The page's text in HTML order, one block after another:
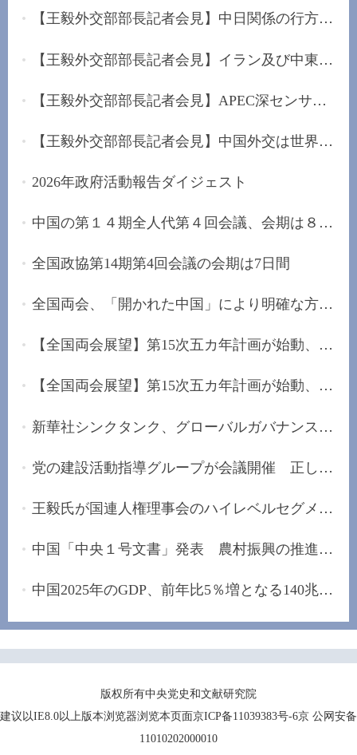
【王毅外交部部長記者会見】中日関係の行方は日本...
【王毅外交部部長記者会見】イラン及び中東に堅持...
【王毅外交部部長記者会見】APEC深センサミットを...
【王毅外交部部長記者会見】中国外交は世界的な混...
2026年政府活動報告ダイジェスト
中国の第１４期全人代第４回会議、会期は８日間
全国政協第14期第4回会議の会期は7日間
全国両会、「開かれた中国」により明確な方向性を...
【全国両会展望】第15次五カ年計画が始動、未来産...
【全国両会展望】第15次五カ年計画が始動、「安定...
新華社シンクタンク、グローバルガバナンスの改革...
党の建設活動指導グループが会議開催 正しい政治...
王毅氏が国連人権理事会のハイレベルセグメントに...
中国「中央１号文書」発表 農村振興の推進手配
中国2025年のGDP、前年比5％増となる140兆元の大...
版权所有中央党史和文献研究院
建议以IE8.0以上版本浏览器浏览本页面京ICP备11039383号-6京 公网安备
11010202000010